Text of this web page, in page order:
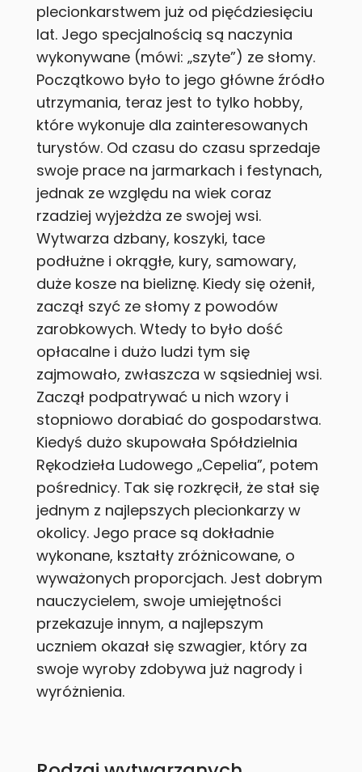
plecionkarstwem już od pięćdziesięciu
lat. Jego specjalnością są naczynia
wykonywane (mówi: „szyte”) ze słomy.
Początkowo było to jego główne źródło
utrzymania, teraz jest to tylko hobby,
które wykonuje dla zainteresowanych
turystów. Od czasu do czasu sprzedaje
swoje prace na jarmarkach i festynach,
jednak ze względu na wiek coraz
rzadziej wyjeżdża ze swojej wsi.
Wytwarza dzbany, koszyki, tace
podłużne i okrągłe, kury, samowary,
duże kosze na bieliznę. Kiedy się ożenił,
zaczął szyć ze słomy z powodów
zarobkowych. Wtedy to było dość
opłacalne i dużo ludzi tym się
zajmowało, zwłaszcza w sąsiedniej wsi.
Zaczął podpatrywać u nich wzory i
stopniowo dorabiać do gospodarstwa.
Kiedyś dużo skupowała Spółdzielnia
Rękodzieła Ludowego „Cepelia”, potem
pośrednicy. Tak się rozkręcił, że stał się
jednym z najlepszych plecionkarzy w
okolicy. Jego prace są dokładnie
wykonane, kształty zróżnicowane, o
wyważonych proporcjach. Jest dobrym
nauczycielem, swoje umiejętności
przekazuje innym, a najlepszym
uczniem okazał się szwagier, który za
swoje wyroby zdobywa już nagrody i
wyróżnienia.